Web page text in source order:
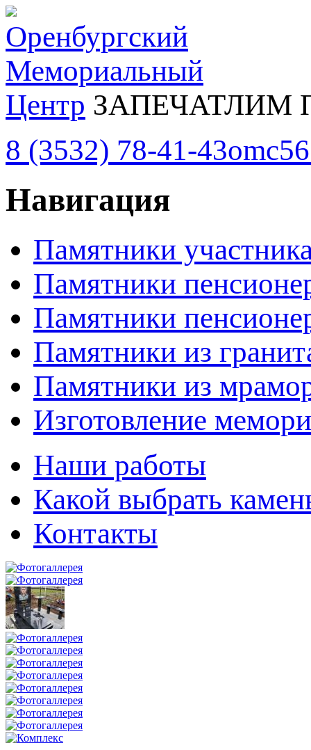
Оренбургский
Мемориальный
Центр ЗАПЕЧАТЛИМ
8 (3532) 78-41-43
Навигация
Памятники
Памятники
Памятники
Памятники из
Памятники из
Изготовление
Наши работы
Какой выбрать
Контакты